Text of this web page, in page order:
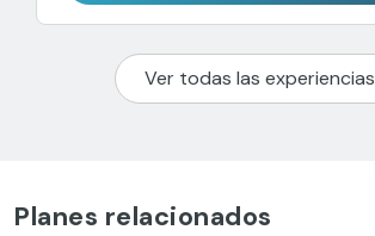
Ver todas las experiencias
Planes relacionados